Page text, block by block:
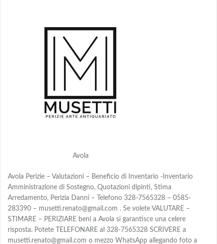
Avola
Avola Perizie – Valutazioni – Beneficio di Inventario -Inventario
Amministrazione di Sostegno, Quotazioni dipinti, Stima
Arredamento, Perizia Danni – Telefono 328-7565328 – 0585-
283390 – musetti.renato@gmail.com . Se volete VALUTARE –
STIMARE – PERIZIARE beni a Avola si garantisce una celere
risposta. Potete TELEFONARE al 328-7565328 SCRIVERE a
musetti.renato@gmail.com o mezzo WhatsApp allegando foto a